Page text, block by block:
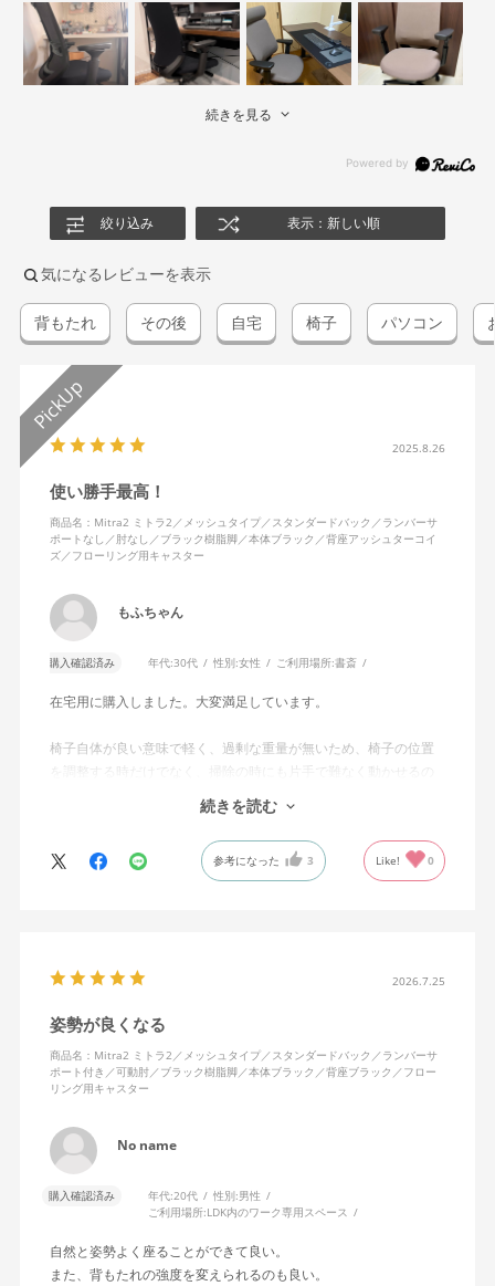
続きを見る
絞り込み 表示：新しい順
気になるレビューを表示
背もたれ その後 自宅 椅子 パソコン
2025.8.26
使い勝手最高！
商品名：Mitra2 ミトラ2／メッシュタイプ／スタンダードバック／ランバーサ
ポートなし／肘なし／ブラック樹脂脚／本体ブラック／背座アッシュターコイ
ズ／フローリング用キャスター
もふちゃん
購入確認済み 年代:30代 性別:女性 ご利用場所:書斎
在宅用に購入しました。大変満足しています。
椅子自体が良い意味で軽く、過剰な重量が無いため、椅子の位置
を調整する時だけでなく、掃除の時にも片手で難なく動かせるの
で、ストレスを感じません。
背中はメッシュ素材でハリがあり、沈み込みすぎないところが気
に入っています。色も画像通りのアッシュブルーで、部屋の差し
色になっています。
キャスターはフローリング用を選びました。とにかく動きが滑ら
思います。良い商品に巡り会えてとても嬉しいです。
続きを読む
参考になった 3 Like! 0
2026.7.25
姿勢が良くなる
商品名：Mitra2 ミトラ2／メッシュタイプ／スタンダードバック／ランバーサ
ポート付き／可動肘／ブラック樹脂脚／本体ブラック／背座ブラック／フロー
リング用キャスター
No name
購入確認済み 年代:20代 性別:男性
ご利用場所:LDK内のワーク専用スペース
自然と姿勢よく座ることができて良い。
また、背もたれの強度を変えられるのも良い。